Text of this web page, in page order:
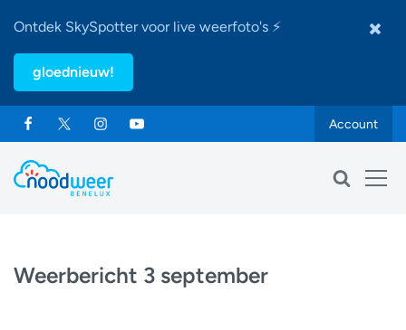
Ontdek SkySpotter voor live weerfoto's ⚡
gloednieuw!
Account
Weerbericht 3 september